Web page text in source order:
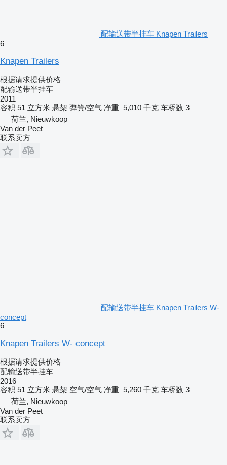
配输送带半挂车 Knapen Trailers
6
Knapen Trailers
根据请求提供价格
配输送带半挂车
2011
容积 51 立方米 悬架 弹簧/空气 净重 5,010 千克 车桥数 3
荷兰, Nieuwkoop
Van der Peet
联系卖方
配输送带半挂车 Knapen Trailers W-
concept
6
Knapen Trailers W- concept
根据请求提供价格
配输送带半挂车
2016
容积 51 立方米 悬架 空气/空气 净重 5,260 千克 车桥数 3
荷兰, Nieuwkoop
Van der Peet
联系卖方